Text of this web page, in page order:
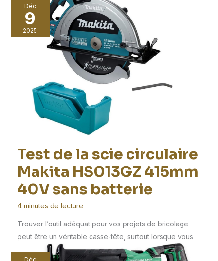
Déc
9
2025
Test de la scie circulaire
Makita HS013GZ 415mm
40V sans batterie
4 minutes de lecture
Trouver l’outil adéquat pour vos projets de bricolage
peut être un véritable casse-tête, surtout lorsque vous
Déc